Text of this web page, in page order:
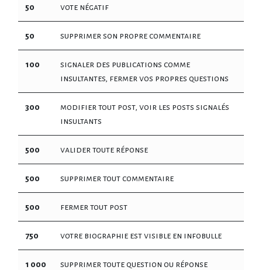
50 vote négatif
50 supprimer son propre commentaire
100
signaler des publications comme
insultantes, fermer vos propres questions
300
modifier tout post, voir les posts signalés
insultants
500 valider toute réponse
500 supprimer tout commentaire
500 fermer tout post
750 votre biographie est visible en infobulle
1 000 supprimer toute question ou réponse